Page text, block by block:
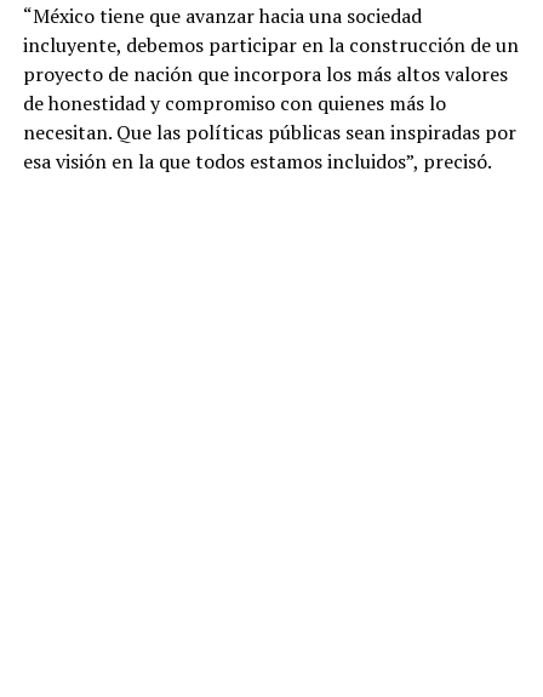
“México tiene que avanzar hacia una sociedad
incluyente, debemos participar en la construcción de un
proyecto de nación que incorpora los más altos valores
de honestidad y compromiso con quienes más lo
necesitan. Que las políticas públicas sean inspiradas por
esa visión en la que todos estamos incluidos”, precisó.